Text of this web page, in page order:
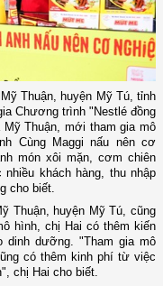
Thuận, huyện Mỹ Tú, tỉnh
Chương trình "Nestlé đồng
Mỹ Thuận, mới tham gia mô
Cùng Maggi nấu nên cơ
món xôi mặn, cơm chiên
khách hàng, thu nhập
cho biết.
Thuận, huyện Mỹ Tú, cũng
hình, chị Hai có thêm kiến
dinh dưỡng. "Tham gia mô
có thêm kinh phí từ việc
chị Hai cho biết.